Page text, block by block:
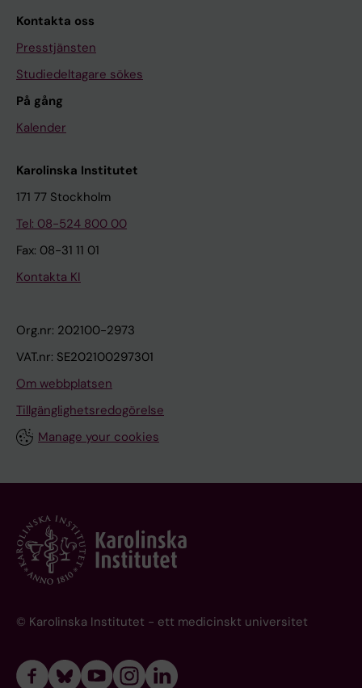
Kontakta oss
Presstjänsten
Studiedeltagare sökes
På gång
Kalender
Karolinska Institutet
171 77 Stockholm
Tel: 08-524 800 00
Fax: 08-31 11 01
Kontakta KI
Org.nr: 202100-2973
VAT.nr: SE202100297301
Om webbplatsen
Tillgänglighetsredogörelse
Manage your cookies
© Karolinska Institutet - ett medicinskt universitet